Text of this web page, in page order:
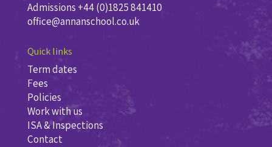
Admissions +44 (0)1825 841410
office@annanschool.co.uk
Quick links
Term dates
Fees
Policies
Work with us
ISA & Inspections
Contact